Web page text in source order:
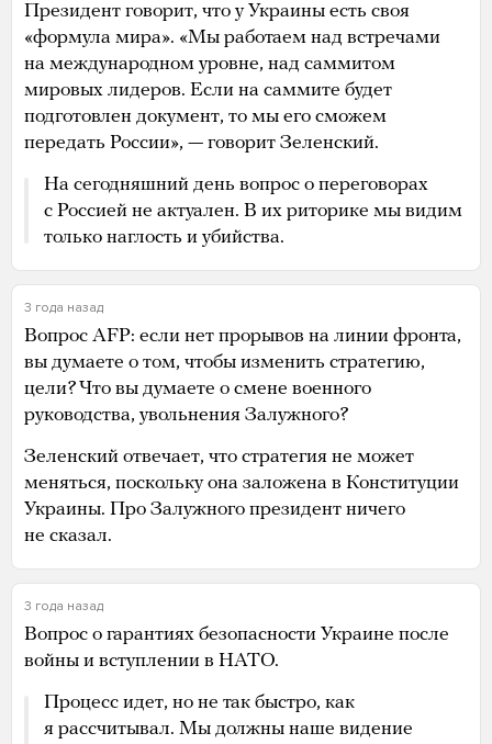
Президент говорит, что у Украины есть своя
«формула мира». «Мы работаем над встречами
на международном уровне, над саммитом
мировых лидеров. Если на саммите будет
подготовлен документ, то мы его сможем
передать России», — говорит Зеленский.
На сегодняшний день вопрос о переговорах
с Россией не актуален. В их риторике мы видим
только наглость и убийства.
3 года назад
Вопрос AFP: если нет прорывов на линии фронта,
вы думаете о том, чтобы изменить стратегию,
цели? Что вы думаете о смене военного
руководства, увольнения Залужного?
Зеленский отвечает, что стратегия не может
меняться, поскольку она заложена в Конституции
Украины. Про Залужного президент ничего
не сказал.
3 года назад
Вопрос о гарантиях безопасности Украине после
войны и вступлении в НАТО.
Процесс идет, но не так быстро, как
я рассчитывал. Мы должны наше видение